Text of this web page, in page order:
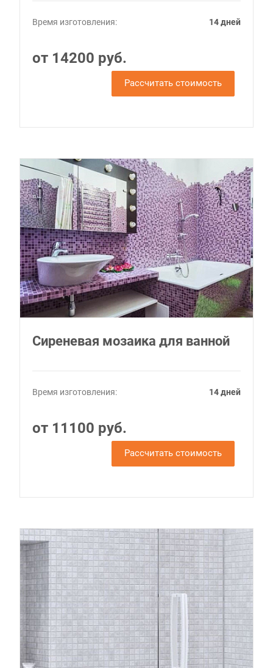
Время изготовления: 14 дней
от 14200 руб.
Рассчитать стоимость
Сиреневая мозаика для ванной
Время изготовления: 14 дней
от 11100 руб.
Рассчитать стоимость